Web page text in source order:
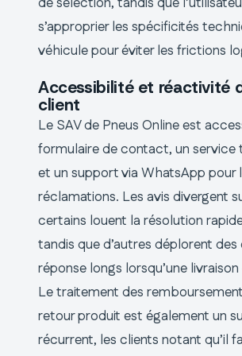
s’approprier les spécificités
véhicule pour éviter les frictions
Accessibilité et réactivité
client
Le SAV de Pneus Online est
formulaire de contact, un service
et un support via WhatsApp pour
réclamations. Les avis divergent
certains louent la résolution
tandis que d’autres déplorent des
réponse longs lorsqu’une
Le traitement des
retour produit est également un
récurrent, les clients notant qu’il